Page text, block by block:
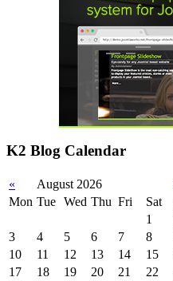
K2 Blog Calendar
« August 2026
Mon Tue Wed Thu Fri Sat
1
3
4 5 6 7 8
10
11 12 13 14 15
17
18 19 20 21 22